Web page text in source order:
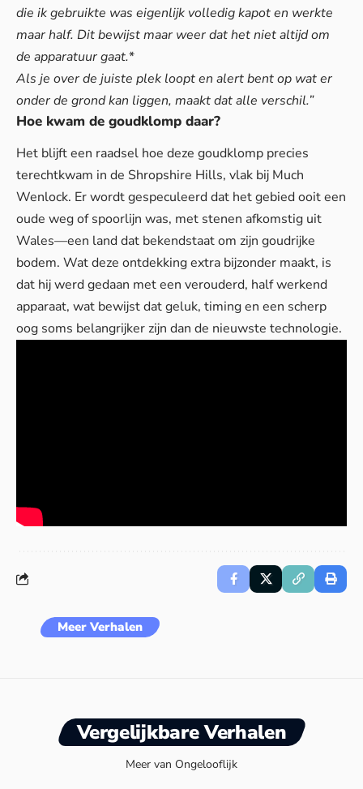
die ik gebruikte was eigenlijk volledig kapot en werkte
maar half. Dit bewijst maar weer dat het niet altijd om
de apparatuur gaat.*
Als je over de juiste plek loopt en alert bent op wat er
onder de grond kan liggen, maakt dat alle verschil.”
Hoe kwam de goudklomp daar?
Het blijft een raadsel hoe deze goudklomp precies
terechtkwam in de Shropshire Hills, vlak bij Much
Wenlock. Er wordt gespeculeerd dat het gebied ooit een
oude weg of spoorlijn was, met stenen afkomstig uit
Wales—een land dat bekendstaat om zijn goudrijke
bodem. Wat deze ontdekking extra bijzonder maakt, is
dat hij werd gedaan met een verouderd, half werkend
apparaat, wat bewijst dat geluk, timing en een scherp
oog soms belangrijker zijn dan de nieuwste technologie.
Meer Verhalen
Vergelijkbare Verhalen
Meer van Ongelooflijk